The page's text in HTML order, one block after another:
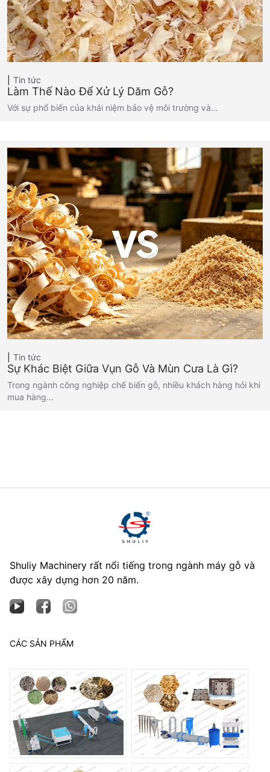
Tin tức
Làm Thế Nào Để Xử Lý Dăm Gỗ?
Với sự phổ biến của khái niệm bảo vệ môi trường và…
Tin tức
Sự Khác Biệt Giữa Vụn Gỗ Và Mùn Cưa Là Gì?
Trong ngành công nghiệp chế biến gỗ, nhiều khách hàng hỏi khi
mua hàng…
Shuliy Machinery rất nổi tiếng trong ngành máy gỗ và
được xây dựng hơn 20 năm.
CÁC SẢN PHẨM